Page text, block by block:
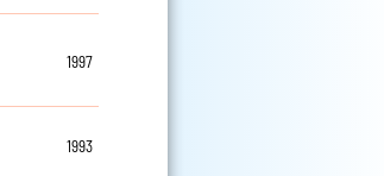
1997
1993